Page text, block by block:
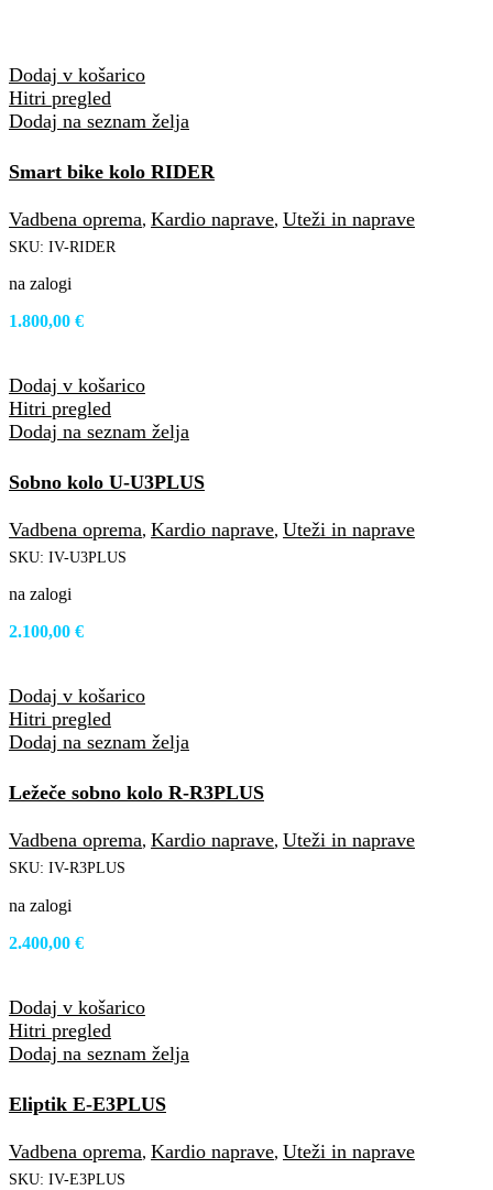
Dodaj v košarico
Hitri pregled
Dodaj na seznam želja
Smart bike kolo RIDER
Vadbena oprema, Kardio naprave, Uteži in naprave
SKU: IV-RIDER
na zalogi
1.800,00 €
Dodaj v košarico
Hitri pregled
Dodaj na seznam želja
Sobno kolo U-U3PLUS
Vadbena oprema, Kardio naprave, Uteži in naprave
SKU: IV-U3PLUS
na zalogi
2.100,00 €
Dodaj v košarico
Hitri pregled
Dodaj na seznam želja
Ležeče sobno kolo R-R3PLUS
Vadbena oprema, Kardio naprave, Uteži in naprave
SKU: IV-R3PLUS
na zalogi
2.400,00 €
Dodaj v košarico
Hitri pregled
Dodaj na seznam želja
Eliptik E-E3PLUS
Vadbena oprema, Kardio naprave, Uteži in naprave
SKU: IV-E3PLUS